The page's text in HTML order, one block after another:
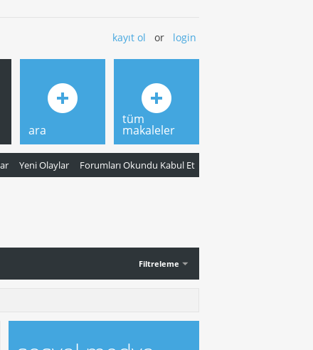
kayıt ol or login
Yeni Olaylar Forumları Okundu Kabul Et
ara
tüm
makaleler
Filtreleme